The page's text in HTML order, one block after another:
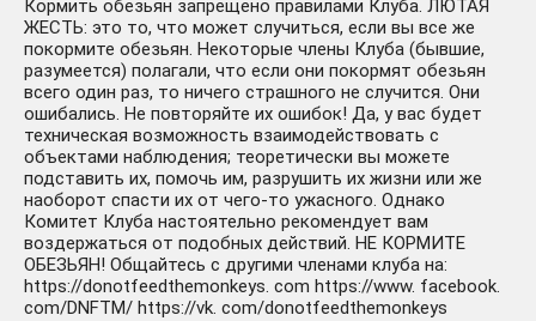
Кормить обезьян запрещено правилами Клуба. ЛЮТАЯ
ЖЕСТЬ: это то, что может случиться, если вы все же
покормите обезьян. Некоторые члены Клуба (бывшие,
разумеется) полагали, что если они покормят обезьян
всего один раз, то ничего страшного не случится. Они
ошибались. Не повторяйте их ошибок! Да, у вас будет
техническая возможность взаимодействовать с
объектами наблюдения; теоретически вы можете
подставить их, помочь им, разрушить их жизни или же
наоборот спасти их от чего-то ужасного. Однако
Комитет Клуба настоятельно рекомендует вам
воздержаться от подобных действий. НЕ КОРМИТЕ
ОБЕЗЬЯН! Общайтесь с другими членами клуба на:
https://donotfeedthemonkeys. com https://www. facebook.
com/DNFTM/ https://vk. com/donotfeedthemonkeys